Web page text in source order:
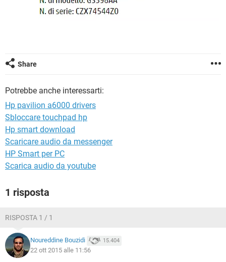
Share
Potrebbe anche interessarti:
Hp pavilion a6000 drivers
Sbloccare touchpad hp
Hp smart download
Scaricare audio da messenger
HP Smart per PC
Scarica audio da youtube
1 risposta
RISPOSTA 1 / 1
Noureddine Bouzidi 15.404
22 ott 2015 alle 11:56